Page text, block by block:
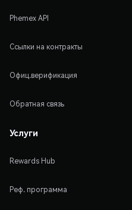
Phemex API
Ссылки на контракты
Офиц.верификация
Обратная связь
Услуги
Rewards Hub
Реф. программа